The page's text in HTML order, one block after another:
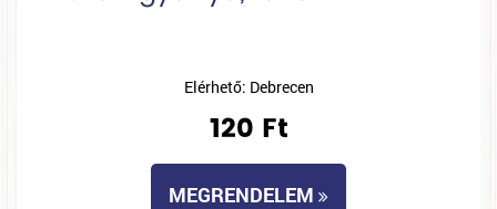
Elérhető: Debrecen
120 Ft
MEGRENDELEM